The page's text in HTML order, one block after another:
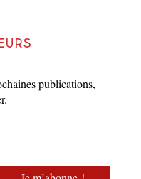
15publications,